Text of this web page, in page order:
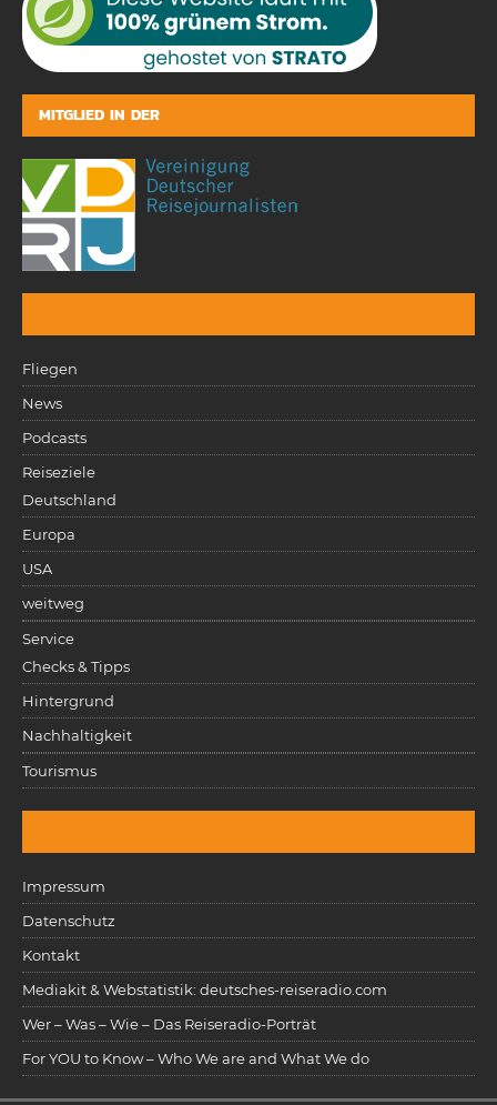
MITGLIED IN DER
Fliegen
News
Podcasts
Reiseziele
Deutschland
Europa
USA
weitweg
Service
Checks & Tipps
Hintergrund
Nachhaltigkeit
Tourismus
Impressum
Datenschutz
Kontakt
Mediakit & Webstatistik: deutsches-reiseradio.com
Wer – Was – Wie – Das Reiseradio-Porträt
For YOU to Know – Who We are and What We do